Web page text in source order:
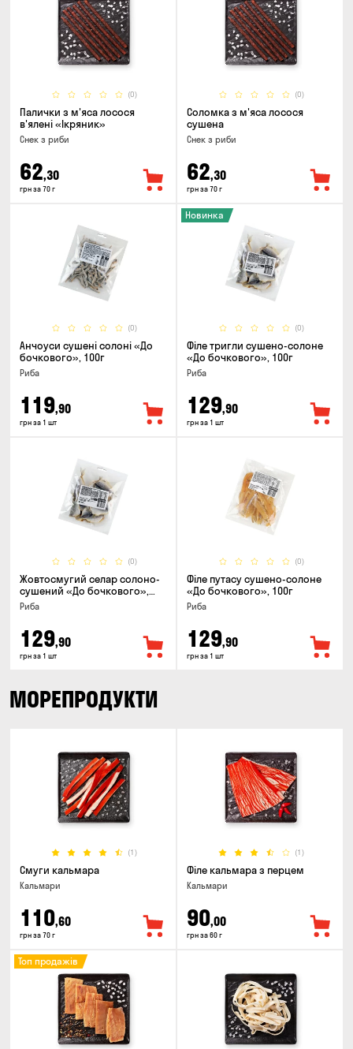
(0)
Палички з м'яса лосося
в'ялені «Ікряник»
Снек з риби
62,30
грн за 70 г
(0)
Соломка з м'яса лосося
сушена
Снек з риби
62,30
грн за 70 г
(0)
Анчоуси сушені солоні «До
бочкового», 100г
Риба
119,90
грн за 1 шт
(0)
Новинка
Філе тригли сушено-солоне
«До бочкового», 100г
Риба
129,90
грн за 1 шт
(0)
Жовтосмугий селар солоно-
сушений «До бочкового»,
100г
Риба
129,90
грн за 1 шт
(0)
Філе путасу сушено-солоне
«До бочкового», 100г
Риба
129,90
грн за 1 шт
МОРЕПРОДУКТИ
(1)
Смуги кальмара
Кальмари
110,60
грн за 70 г
(1)
Філе кальмара з перцем
Кальмари
90,00
грн за 60 г
Топ продажів